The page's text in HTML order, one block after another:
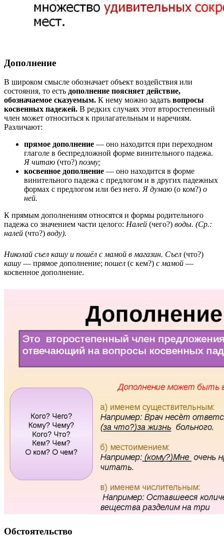
Дополнение
В широком смысле обозначает объект воздействия или
состояния, то есть дополнение поясняет действие,
обозначаемое сказуемым. К нему можно задать вопросы
косвенных падежей. В редких случаях этот второстепенный
член может относиться к прилагательным и наречиям.
Различают:
прямое дополнение — оно находится при переходном
глаголе в беспредложной форме винительного падежа.
Я читаю (что?) поэму;
косвенное дополнение — оно находится в форме
винительного падежа с предлогом и в других падежных
формах с предлогом или без него. Я думаю (о ком?) о
ней.
К прямым дополнениям относятся и формы родительного
падежа со значением части целого: Налей (чего?) воды. (Ср.:
налей (что?) воду).
Николай съел кашу и пошёл с мамой в магазин. Съел (что?)
кашу — прямое дополнение; пошел (с кем?) с мамой —
косвенное дополнение.
Обстоятельство